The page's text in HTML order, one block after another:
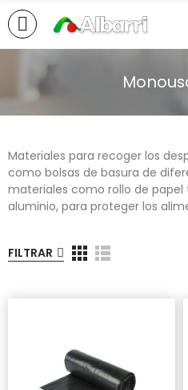
Materiales para recoger los
como bolsas de basura de
materiales como rollo de
aluminio, para proteger los
FILTRAR